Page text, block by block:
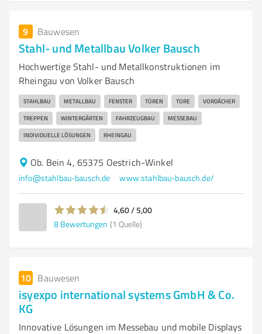
9 Bauwesen
Stahl- und Metallbau Volker Bausch
Hochwertige Stahl- und Metallkonstruktionen im
Rheingau von Volker Bausch
STAHLBAU METALLBAU FENSTER TÜREN TORE VORDÄCHER
TREPPEN WINTERGÄRTEN FAHRZEUGBAU MESSEBAU
INDIVIDUELLE LÖSUNGEN RHEINGAU
Ob. Bein 4, 65375 Oestrich-Winkel
info@stahlbau-bausch.de www.stahlbau-bausch.de/
4,60 / 5,00
8 Bewertungen (1 Quelle)
10 Bauwesen
isyexpo international systems GmbH & Co.
KG
Innovative Lösungen im Messebau und mobile Displays